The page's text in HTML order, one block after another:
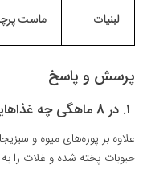
لبنیات ماست
پرسش و پاسخ
۱. در 8 ماهگی چه غذاهایی را می‌توان به نوزاد داد؟
علاوه بر پوره‌های میوه و
حبوبات پخته شده و غلات را به